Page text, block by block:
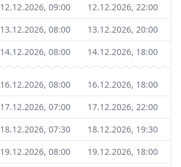
12.12.2026, 09:00
12.12.2026, 22:00
13.12.2026, 08:00
13.12.2026, 20:00
14.12.2026, 08:00
14.12.2026, 18:00
16.12.2026, 08:00
16.12.2026, 18:00
17.12.2026, 07:00
17.12.2026, 22:00
18.12.2026, 07:30
18.12.2026, 19:30
19.12.2026, 08:00
19.12.2026, 18:00